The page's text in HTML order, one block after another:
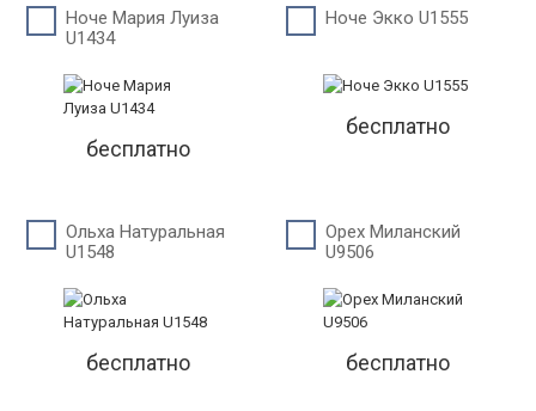
Ноче Мария Луиза
U1434
бесплатно
Ноче Экко U1555
бесплатно
Ольха Натуральная
U1548
бесплатно
Орех Миланский
U9506
бесплатно